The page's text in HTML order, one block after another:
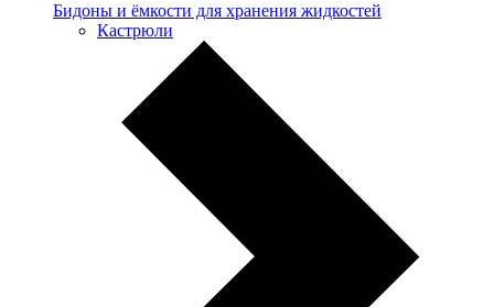
Бидоны и ёмкости для хранения жидкостей
Кастрюли